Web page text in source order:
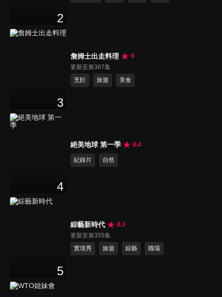
2
3
詹姆士出走料理
9
更新至第367集
烹飪
旅遊 美食
4
絕美地球 第一季 8.4
紀錄片 自然
5
綜藝新時代
8.3
更新至第355集
實境秀
旅遊 綜藝 職場